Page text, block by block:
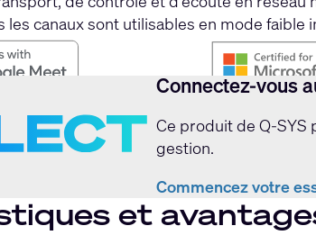
canaux sont utilisables en mode faible
Connectez-vous
Ce produit de Q-SYS
gestion.
Commencez votre
et